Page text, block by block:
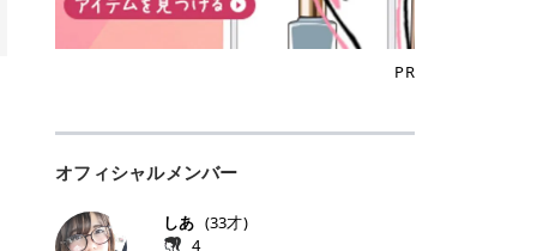
古い角質が気になる部分は丁寧にな
じませましょう。 STEP2 パッドを
裏返し、フラット面で顔全体をやさ
しく押さえながら化粧水をなじませ
キンケアを行います。 乾燥が気にな
パックとして使用するのもおすすめ
こからは、保湿ケアや肌荒れケア、
毛穴ケアなど目的別におすすめのト
状態が維持されること」を指しま
のがメリットですが、毛根を破壊す
ます。 なお、医療脱毛は保険がきか
ない自由診療なので、クリニックに
います。だからこそ、しっかり比較
クリニックの口コミ・評判 3. エミ
ナルクリニックの全身脱毛料金プラ
・追加費用がかからないシステム ・
リニックのお得な割引・キャンペー
で割引 ・ペア限定プラン｜家族や友
人と一緒にスタートできる ・他社か
リップを主役にしたメイクが完成。
クールで上品な雰囲気を演出できま
ニュートラルな発色で、肌色を選び
落ち着いた印象に仕上がり、オン・
いめメイクにもカジュアルメイクに
もマッチします。 ラズベリーケーキ
チップは片面がツルツル、片面がモ
ケモケになってます。 > > 桜グロス
【日本限定色】：上品なピンクベー
も上品で使いやすい色ですね。すも
いるので華やかそうに見えるけど、
> > スキンケア成分が配合されてい
て保湿もしっかりしてくれます。最
対象ショップやサービスを利用する
ことでポイントを獲得でき、貯まっ
たポイントはAmazonギフト券やド
ットマネーなどに交換できます。 普
イ活初心者でも始めやすいのが魅力
段よく使っているコスメ通販サイト
けでポイントが貯まるのが大きな魅
力です✨ 例えば、、、 ・メガ割の
PR
オフィシャルメンバー
しあ (33才)
4